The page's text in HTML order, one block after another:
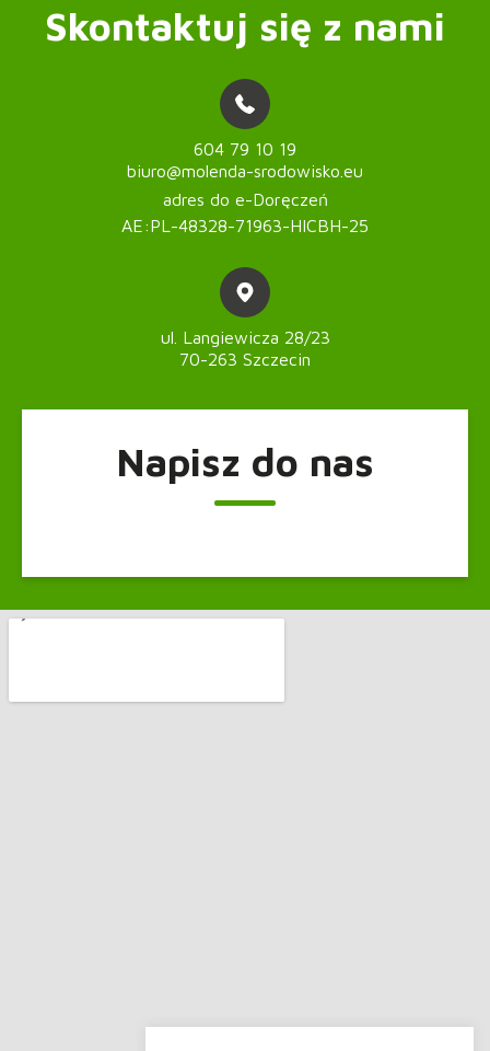
Skontaktuj się z nami
604 79 10 19
biuro@molenda-srodowisko.eu
adres do e-Doręczeń
AE:PL-48328-71963-HICBH-25
ul. Langiewicza 28/23
70-263 Szczecin
Napisz do nas